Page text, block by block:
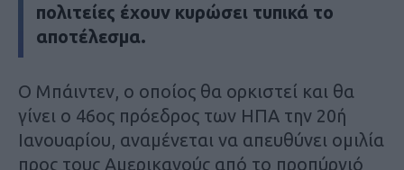
πολιτείες έχουν κυρώσει τυπικά το
αποτέλεσμα.
Ο Μπάιντεν, ο οποίος θα ορκιστεί και θα
γίνει ο 46ος πρόεδρος των ΗΠΑ την 20ή
Ιανουαρίου, αναμένεται να απευθύνει ομιλία
προς τους Αμερικανούς από το προπύργιό